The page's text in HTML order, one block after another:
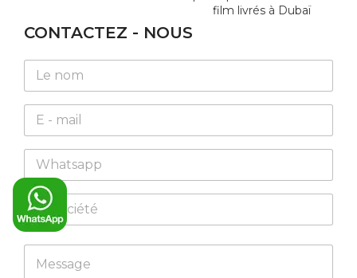
film livrés à Dubaï
CONTACTEZ - NOUS
N
m
E
a
W
a
t
s
a
p
C
o
m
p
N
*
M